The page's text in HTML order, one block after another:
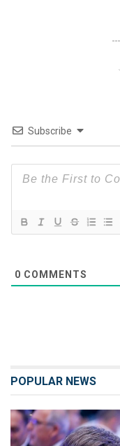
Subscribe
0 COMMENTS
POPULAR NEWS